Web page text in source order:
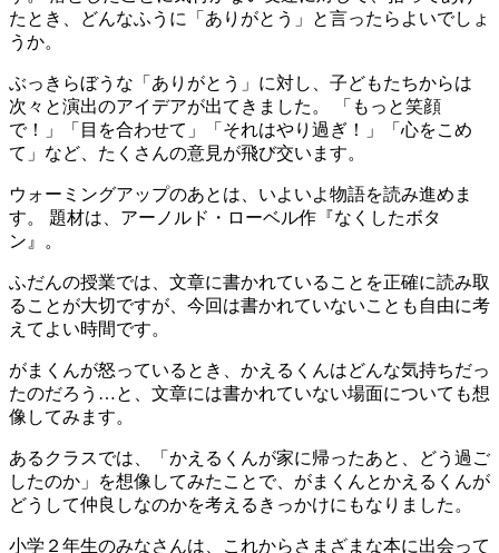
たとき、どんなふうに「ありがとう」と言ったらよいでしょ
うか。
ぶっきらぼうな「ありがとう」に対し、子どもたちからは
次々と演出のアイデアが出てきました。 「もっと笑顔
で！」「目を合わせて」「それはやり過ぎ！」「心をこめ
て」など、たくさんの意見が飛び交います。
ウォーミングアップのあとは、いよいよ物語を読み進めま
す。 題材は、アーノルド・ローベル作『なくしたボタ
ン』。
ふだんの授業では、文章に書かれていることを正確に読み取
ることが大切ですが、今回は書かれていないことも自由に考
えてよい時間です。
がまくんが怒っているとき、かえるくんはどんな気持ちだっ
たのだろう…と、文章には書かれていない場面についても想
像してみます。
あるクラスでは、「かえるくんが家に帰ったあと、どう過ご
したのか」を想像してみたことで、がまくんとかえるくんが
どうして仲良しなのかを考えるきっかけにもなりました。
小学２年生のみなさんは、これからさまざまな本に出会って